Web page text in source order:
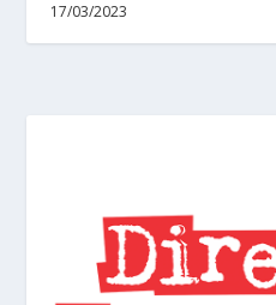
17/03/2023